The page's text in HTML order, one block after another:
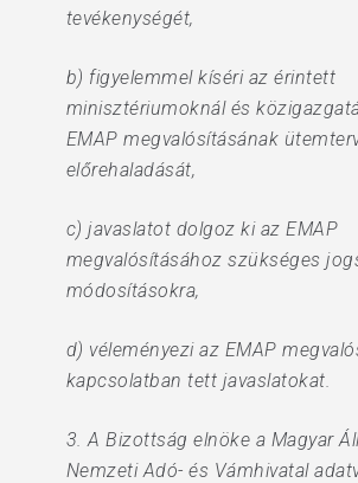
tevékenységét,
b) figyelemmel kíséri az érintett
minisztériumoknál és
EMAP megvalósításának
előrehaladását,
c) javaslatot dolgoz ki az EMAP
megvalósításához szükséges
módosításokra,
d) véleményezi az EMAP
kapcsolatban tett javaslatokat.
3. A Bizottság elnöke a Magyar
Nemzeti Adó- és Vámhivatal